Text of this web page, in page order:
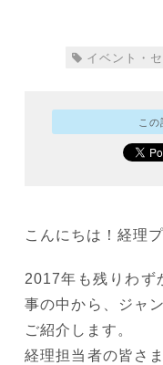
イベント・
この
こんにちは！経理
2017年も残りわず
事の中から、ジャ
ご紹介します。
経理担当者の皆さ